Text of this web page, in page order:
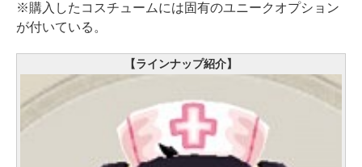
※購入したコスチュームには固有のユニークオプション
が付いている。
【ラインナップ紹介】